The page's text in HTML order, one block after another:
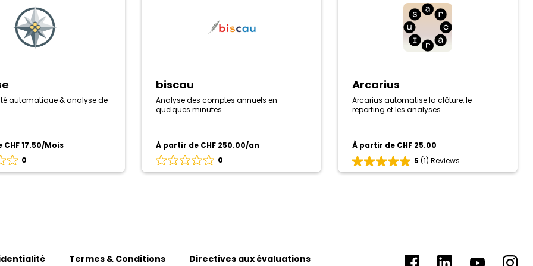
automatique & analyse de
17.50/Mois
0
biscau
Analyse des comptes annuels en
quelques minutes
À partir de CHF 250.00/an
0
Évaluation
0
Arcarius
Arcarius automatise la clôture, le
reporting et les analyses
À partir de CHF 25.00
5 (1) Reviews
Évaluation
5
Termes & Conditions
Directives aux évaluations